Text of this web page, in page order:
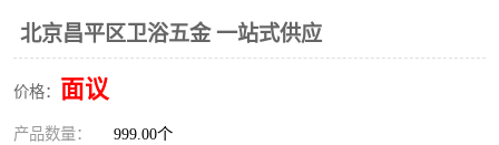
北京昌平区卫浴五金 一站式供应
价格： 面议
产品数量： 999.00个